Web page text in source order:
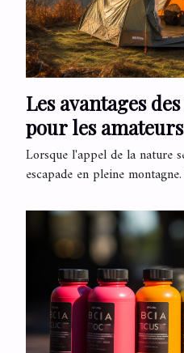
Les avantages
pour les
rapidité et
Lorsque l'appel de la nature
escapade en pleine